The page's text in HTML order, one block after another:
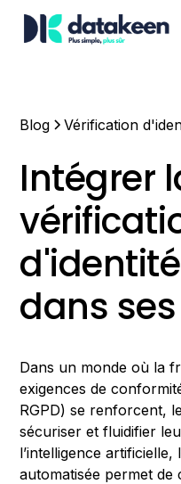
Blog Vérification
Intégrer
dans
Dans un monde où la
exigences de
RGPD) se renforcent,
sécuriser et fluidifier
l’intelligence artificielle,
automatisée permet